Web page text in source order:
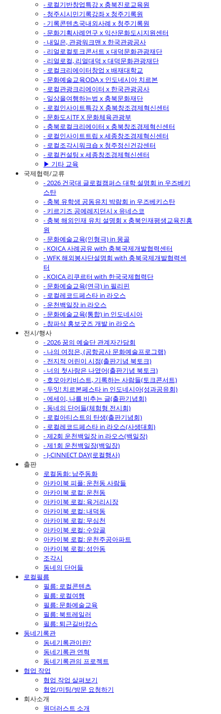
- 로컬기반창업특강 x 충북진로교육원
- 청주시시민기록강좌 x 청주기록원
- 기록콘텐츠국내외사례 x 청주기록원
- 문화기획사례연구 x 익산문화도시지원센터
- 내일은, 관광워크맨 x 한국관광공사
- 리얼로컬토크콘서트 x 대덕문화관광재단
- 리얼로컬, 리얼대덕 x 대덕문화관광재단
- 로컬크리에이터창업 x 배재대학교
- 문화예술교육ODA x 인도네시아 치르본
- 로컬관광크리에이터 x 한국관광공사
- 일상을여행하는법 x 충북문화재단
- 로컬인사이트특강 X 충북창조경제혁신센터
- 문화도시TF X 문화체육관광부
- 충북로컬크리에이터 x 충북창조경제혁신센터
- 로컬인사이트트립 x 세종창조경제혁신센터
- 로컬조각시워크숍 x 청주정신건강센터
- 로컬컨설팅 x 세종창조경제혁신센터
▶ 기타 교육
국제협력/교류
- 2026 건국대 글로컬캠퍼스 대학 설명회 in 우즈베키
스탄
- 충북 유학생 공동유치 박람회 in 우즈베키스탄
- 키르기즈 공예레지던시 x 유네스코
- 충북 해외인재 유치 설명회 x 충북인재평생교육진흥
원
- 문화예술교육(인형극) in 몽골
- KOICA 사례공유 with 충북국제개발협력센터
- WFK 해외봉사단설명회 with 충북국제개발협력센
터
- KOICA 리쿠르터 with 한국국제협력단
- 문화예술교육(연극) in 필리핀
- 로컬레코드페스타 in 라오스
- 운천백일장 in 라오스
- 문화예술교육(통합) in 인도네시아
- 참파삭 홍보굿즈 개발 in 라오스
전시/행사
- 2026 꿈의 예술단 관계자간담회
- 나의 여정은, (공항공사 문화예술프로그램)
- 전지적 어린이 시점(출판기념 북토크)
- 너의 첫사랑은 나였어(출판기념 북토크)
- 호모아키비스트, 기록하는 사람들(토크콘서트)
- 두잇! 치르본페스타 in 인도네시아(성과공유회)
- 에세이, 나를 비추는 글(출판기념회)
- 동네의 단어들(체험형 전시회)
- 로컬아티스트의 탄생(출판기념회)
- 로컬레코드페스타 in 라오스(사생대회)
- 제2회 운천백일장 in 라오스(백일장)
- 제1회 운천백일장(백일장)
- J-CINNECT DAY(로컬행사)
출판
로컬동화: 남주동화
아카이북 피플: 운천동 사람들
아카이북 로컬: 운천동
아카이북 로컬: 육거리시장
아카이북 로컬: 내덕동
아카이북 로컬: 무심천
아카이북 로컬: 수암골
아카이북 로컬: 운천주공아파트
아카이북 로컬: 성안동
조각시
동네의 단어들
로컬필름
필름: 로컬콘텐츠
필름: 로컬여행
필름: 문화예술교육
필름: 북트레일러
필름: 퇴근길바캉스
동네기록관
동네기록관이란?
동네기록관 연혁
동네기록관의 프로젝트
협업 작업
협업 작업 살펴보기
협업/미팅/방문 요청하기
회사소개
원더러스트 소개